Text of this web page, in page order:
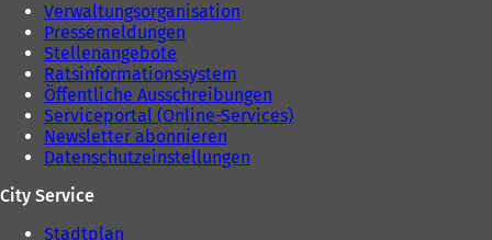
Verwaltungsorganisation
Pressemeldungen
Stellenangebote
Ratsinformationssystem
Öffentliche Ausschreibungen
Serviceportal (Online-Services)
Newsletter abonnieren
Datenschutzeinstellungen
City Service
Stadtplan